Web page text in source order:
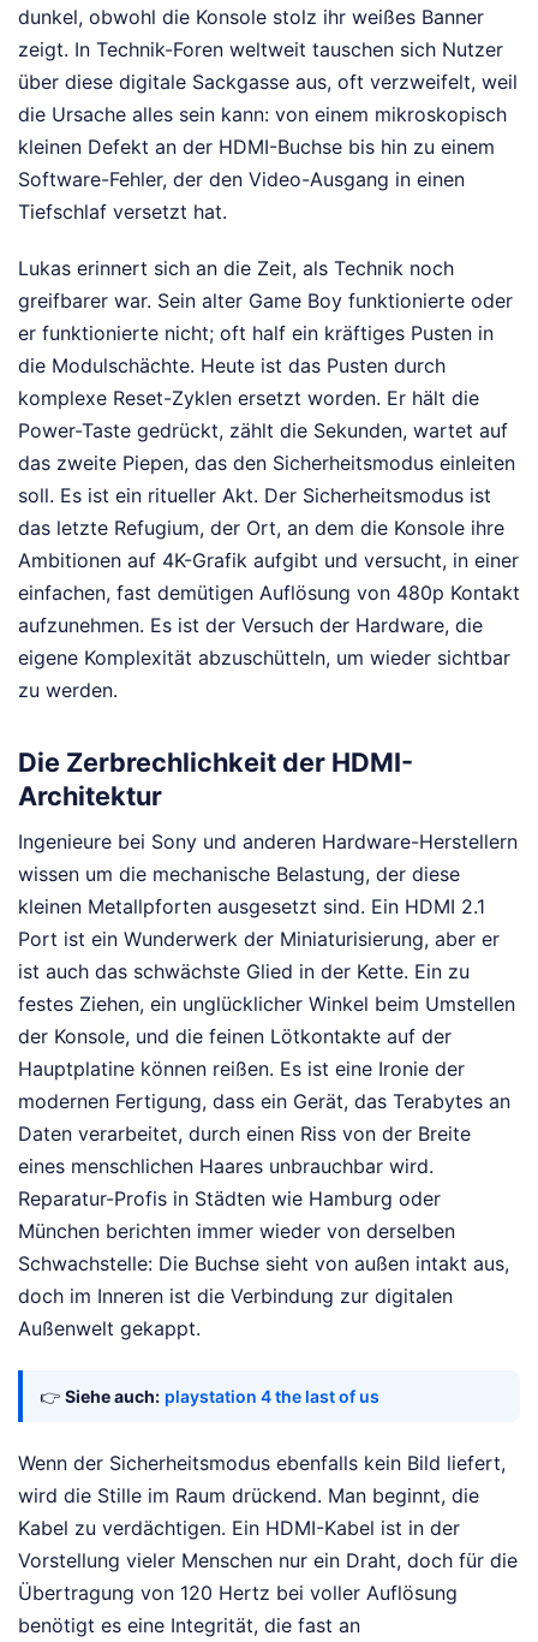
dunkel, obwohl die Konsole stolz ihr weißes Banner
zeigt. In Technik-Foren weltweit tauschen sich Nutzer
über diese digitale Sackgasse aus, oft verzweifelt, weil
die Ursache alles sein kann: von einem mikroskopisch
kleinen Defekt an der HDMI-Buchse bis hin zu einem
Software-Fehler, der den Video-Ausgang in einen
Tiefschlaf versetzt hat.
Lukas erinnert sich an die Zeit, als Technik noch
greifbarer war. Sein alter Game Boy funktionierte oder
er funktionierte nicht; oft half ein kräftiges Pusten in
die Modulschächte. Heute ist das Pusten durch
komplexe Reset-Zyklen ersetzt worden. Er hält die
Power-Taste gedrückt, zählt die Sekunden, wartet auf
das zweite Piepen, das den Sicherheitsmodus einleiten
soll. Es ist ein ritueller Akt. Der Sicherheitsmodus ist
das letzte Refugium, der Ort, an dem die Konsole ihre
Ambitionen auf 4K-Grafik aufgibt und versucht, in einer
einfachen, fast demütigen Auflösung von 480p Kontakt
aufzunehmen. Es ist der Versuch der Hardware, die
eigene Komplexität abzuschütteln, um wieder sichtbar
zu werden.
Die Zerbrechlichkeit der HDMI-
Architektur
Ingenieure bei Sony und anderen Hardware-Herstellern
wissen um die mechanische Belastung, der diese
kleinen Metallpforten ausgesetzt sind. Ein HDMI 2.1
Port ist ein Wunderwerk der Miniaturisierung, aber er
ist auch das schwächste Glied in der Kette. Ein zu
festes Ziehen, ein unglücklicher Winkel beim Umstellen
der Konsole, und die feinen Lötkontakte auf der
Hauptplatine können reißen. Es ist eine Ironie der
modernen Fertigung, dass ein Gerät, das Terabytes an
Daten verarbeitet, durch einen Riss von der Breite
eines menschlichen Haares unbrauchbar wird.
Reparatur-Profis in Städten wie Hamburg oder
München berichten immer wieder von derselben
Schwachstelle: Die Buchse sieht von außen intakt aus,
doch im Inneren ist die Verbindung zur digitalen
Außenwelt gekappt.
👉 Siehe auch: playstation 4 the last of us
Wenn der Sicherheitsmodus ebenfalls kein Bild liefert,
wird die Stille im Raum drückend. Man beginnt, die
Kabel zu verdächtigen. Ein HDMI-Kabel ist in der
Vorstellung vieler Menschen nur ein Draht, doch für die
Übertragung von 120 Hertz bei voller Auflösung
benötigt es eine Integrität, die fast an